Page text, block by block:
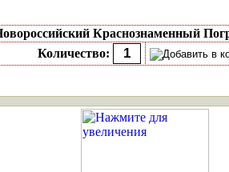
Краснознаменный
Количество: